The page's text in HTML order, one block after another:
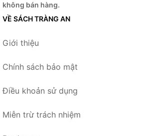
không bán hàng.
VỀ SÁCH TRÀNG AN
Giới thiệu
Chính sách bảo mật
Điều khoản sử dụng
Miễn trừ trách nhiệm